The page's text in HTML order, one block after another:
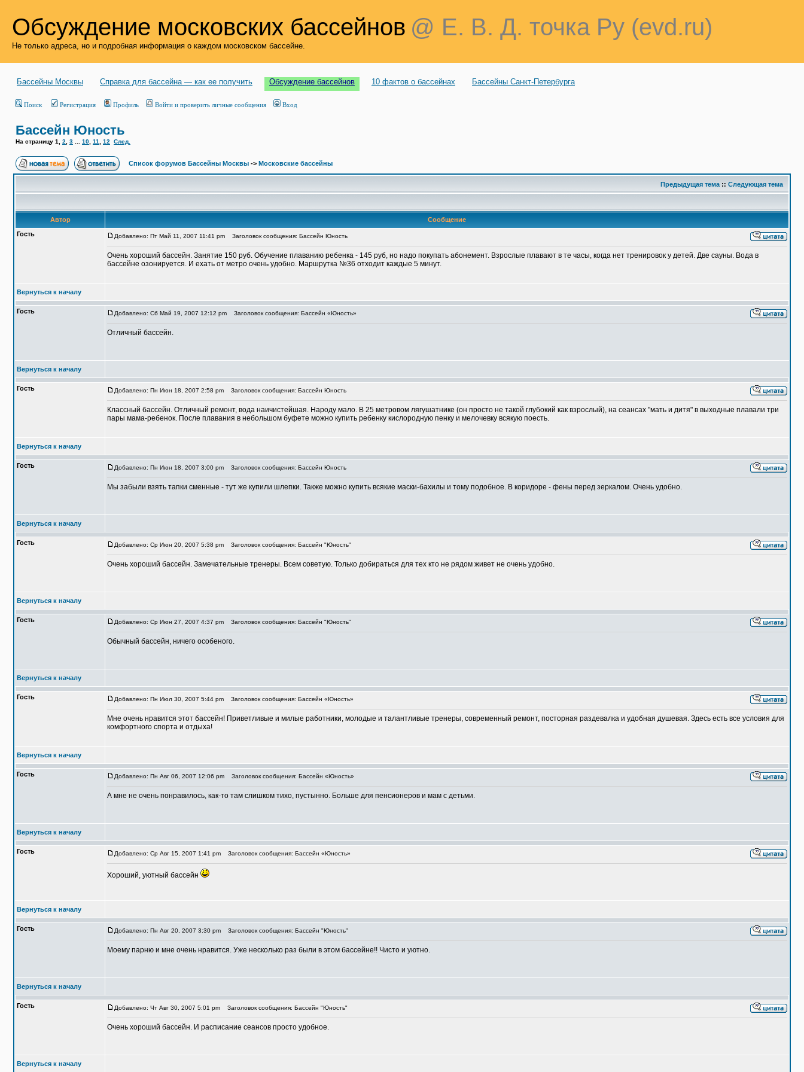
Обсуждение московских бассейнов @ Е. В. Д. точка Ру (evd.ru)
Не только адреса, но и подробная информация о каждом московском бассейне.
Бассейны Москвы Справка для бассейна — как ее получить Обсуждение бассейнов 10 фактов о бассейнах Бассейны Санкт-Петербурга
Поиск Регистрация Профиль Войти и проверить личные сообщения Вход
Бассейн Юность
На страницу 1 2 3 10 11 12 След.
Список форумов Бассейны Москвы -> Московские бассейны
Предыдущая тема :: Следующая тема
Автор
Сообщение
Гость
Добавлено: Пт Май 11, 2007 11:41 pm Заголовок сообщения: Бассейн Юность
Очень хороший бассейн. Занятие 150 руб. Обучение плаванию ребенка - 145 руб, но надо покупать абонемент. Взрослые плавают в те часы, когда нет тренировок у детей. Две сауны. Вода в
бассейне озонируется. И ехать от метро очень удобно. Маршрутка №36 отходит каждые 5 минут.
Вернуться к началу
Гость Добавлено: Сб Май 19, 2007 12:12 pm Заголовок сообщения: Бассейн «Юность»
Отличный бассейн.
Вернуться к началу
Гость Добавлено: Пн Июн 18, 2007 2:58 pm Заголовок сообщения: Бассейн Юность
Классный бассейн. Отличный ремонт, вода наичистейшая. Народу мало. В 25 метровом лягушатнике (он просто не такой глубокий как взрослый), на сеансах "мать и дитя" в выходные плавали три
пары мама-ребенок. После плавания в небольшом буфете можно купить ребенку кислородную пенку и мелочевку всякую поесть.
Вернуться к началу
Гость Добавлено: Пн Июн 18, 2007 3:00 pm Заголовок сообщения: Бассейн Юность
Мы забыли взять тапки сменные - тут же купили шлепки. Также можно купить всякие маски-бахилы и тому подобное. В коридоре - фены перед зеркалом. Очень удобно.
Вернуться к началу
Гость Добавлено: Ср Июн 20, 2007 5:38 pm Заголовок сообщения: Бассейн "Юность"
Очень хороший бассейн. Замечательные тренеры. Всем советую. Только добираться для тех кто не рядом живет не очень удобно.
Вернуться к началу
Гость Добавлено: Ср Июн 27, 2007 4:37 pm Заголовок сообщения: Бассейн "Юность"
Обычный бассейн, ничего особеного.
Вернуться к началу
Гость Добавлено: Пн Июл 30, 2007 5:44 pm Заголовок сообщения: Бассейн «Юность»
Мне очень нравится этот бассейн! Приветливые и милые работники, молодые и талантливые тренеры, современный ремонт, посторная раздевалка и удобная душевая. Здесь есть все условия для
комфортного спорта и отдыха!
Вернуться к началу
Гость Добавлено: Пн Авг 06, 2007 12:06 pm Заголовок сообщения: Бассейн «Юность»
А мне не очень понравилось, как-то там слишком тихо, пустынно. Больше для пенсионеров и мам с детьми.
Вернуться к началу
Гость Добавлено: Ср Авг 15, 2007 1:41 pm Заголовок сообщения: Бассейн «Юность»
Хороший, уютный бассейн
Вернуться к началу
Гость Добавлено: Пн Авг 20, 2007 3:30 pm Заголовок сообщения: Бассейн "Юность"
Моему парню и мне очень нравится. Уже несколько раз были в этом бассейне!! Чисто и уютно.
Вернуться к началу
Гость Добавлено: Чт Авг 30, 2007 5:01 pm Заголовок сообщения: Бассейн "Юность"
Очень хороший бассейн. И расписание сеансов просто удобное.
Вернуться к началу